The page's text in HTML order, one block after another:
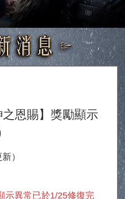
之恩賜】獎勵顯示
）
示異常已於1/25修復完